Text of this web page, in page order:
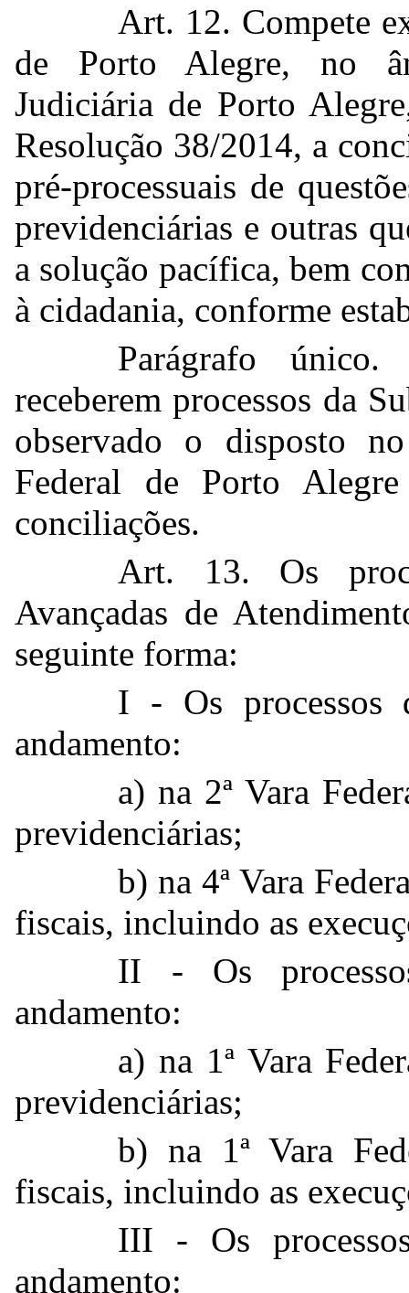
Art. 12. Compete
de Porto Alegre, no
Judiciária de Porto
Resolução 38/2014, a
pré-processuais de
previdenciárias e outras
a solução pacífica, bem
à cidadania, conforme
Parágrafo
receberem processos da
observado o disposto
Federal de Porto
conciliações.
Art. 13. Os
Avançadas de
seguinte forma:
I - Os processos
andamento:
a) na 2ª Vara
previdenciárias;
b) na 4ª Vara
fiscais, incluindo as
II - Os
andamento:
a) na 1ª Vara
previdenciárias;
b) na 1ª Vara
fiscais, incluindo as
III - Os
andamento: